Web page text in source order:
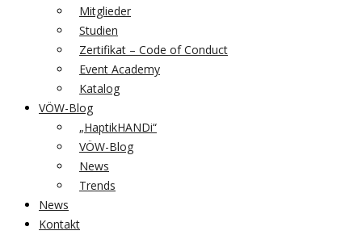
Mitglieder
Studien
Zertifikat – Code of Conduct
Event Academy
Katalog
VÖW-Blog
„HaptikHANDi“
VÖW-Blog
News
Trends
News
Kontakt